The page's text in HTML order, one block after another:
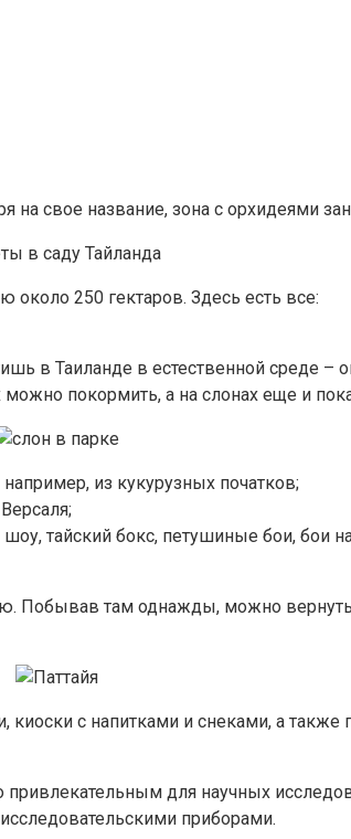
на свое название, зона с орхидеями
250 гектаров. Здесь есть все:
в Таиланде в естественной среде –
покормить, а на слонах еще и
из кукурузных початков;
тайский бокс, петушиные бои, бои
Побывав там однажды, можно
с напитками и снеками, а
для научных
приборами.